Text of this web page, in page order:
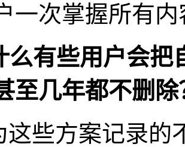
一次掌握所有内
么有些用户会把
至几年都不删除
这些方案记录的